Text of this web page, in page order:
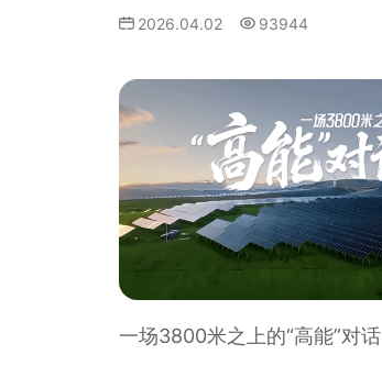
2026.04.02 93944
一场3800米之上的“高能”对话